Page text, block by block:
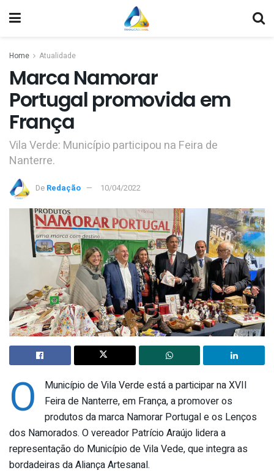
Home Atualidade
Marca Namorar
Portugal promovida em
França
Vila Verde: Município participou na Feira de
Nanterre.
De Redação 10/04/2022
O
Município de Vila Verde está a participar na XVII
Feira de Nanterre, em França, a promover os
produtos da marca Namorar Portugal e os Lenços
dos Namorados. O vereador Patrício Araújo lidera a
representação do Município de Vila Vede, que integra as
bordadeiras da Aliança Artesanal.